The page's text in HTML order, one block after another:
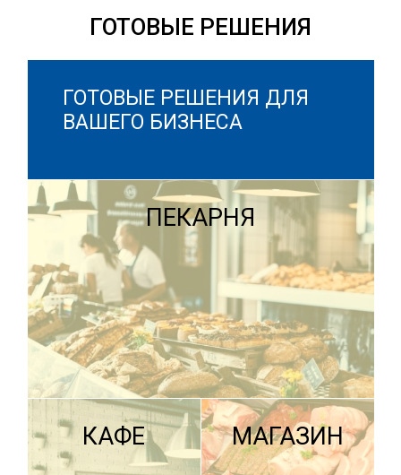
ГОТОВЫЕ РЕШЕНИЯ
ГОТОВЫЕ РЕШЕНИЯ ДЛЯ
ВАШЕГО БИЗНЕСА
ПЕКАРНЯ
КАФЕ МАГАЗИН